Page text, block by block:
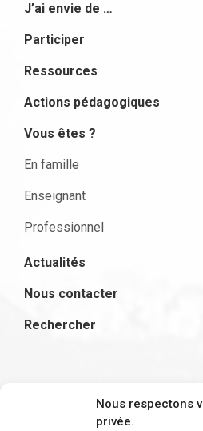
Nous respectons
privée.
J’ai envie de …
Participer
Ressources
Actions pédagogiques
Vous êtes ?
En famille
Enseignant
Professionnel
Actualités
Nous contacter
Rechercher
S'inscrire à la